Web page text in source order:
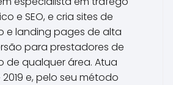
e SEO, e cria sites de
e landing pages de alta
para prestadores de
de qualquer área. Atua
e, pelo seu método